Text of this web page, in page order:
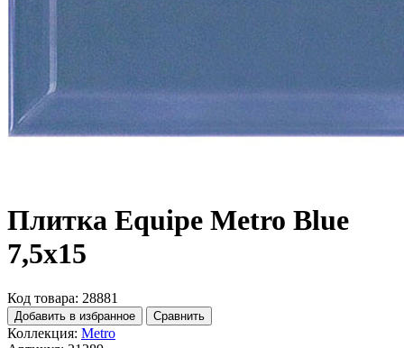
Плитка Equipe Metro Blue
7,5x15
Код товара: 28881
Добавить в избранное Сравнить
Коллекция: Metro